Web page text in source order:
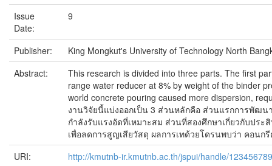
Issue
Date:
9
Publisher:
King Mongkut's University of Technology North
Abstract:
This research is divided into three parts. The first
range water reducer at 8% by weight of the binder
world concrete pouring caused more dispersion,
งานวิจัยนี้แบ่งออกเป็น 3 ส่วนหลักคือ ส่วนแรกการพัฒ
กำลังรับแรงอัดที่เหมาะสม ส่วนที่สองศึกษาเกี่ยวกับป
เพื่อลดการสูญเสียวัสดุ ผลการเทด้วยโดรนพบว่า คอน
URI:
http://kmutnb-ir.kmutnb.ac.th/jspui/handle/